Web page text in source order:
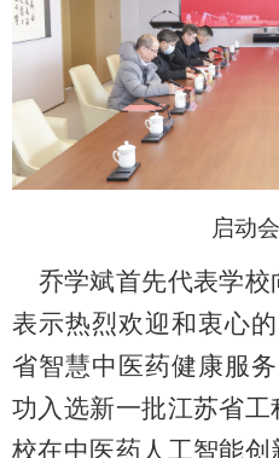
启动会现
乔学斌首先代表学校
表示热烈欢迎和衷心
省智慧中医药健康服
功入选新一批江苏省
校在中医药人工智能